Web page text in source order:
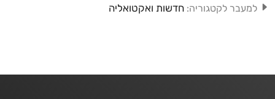
למעבר לקטגוריה: חדשות ואקטואליה